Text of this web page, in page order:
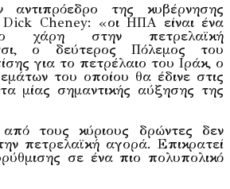
της κυβέρνησης
Cheney: «οι ΗΠΑ είναι ένα
χάρη στην πετρελαϊκή
ο δεύτερος Πόλεμος του
για το πετρέλαιο του Ιράκ, ο
του οποίου θα έδινε στις
μίας σημαντικής αύξησης της
τους κύριους δρώντες δεν
πετρελαϊκή αγορά. Επικρατεί
σε ένα πιο πολυπολικό